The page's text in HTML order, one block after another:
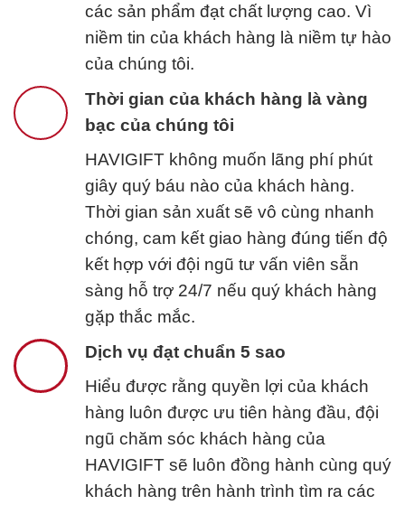
các sản phẩm đạt chất lượng cao. Vì
niềm tin của khách hàng là niềm tự hào
của chúng tôi.
Thời gian của khách hàng là vàng
bạc của chúng tôi
HAVIGIFT không muốn lãng phí phút
giây quý báu nào của khách hàng.
Thời gian sản xuất sẽ vô cùng nhanh
chóng, cam kết giao hàng đúng tiến độ
kết hợp với đội ngũ tư vấn viên sẵn
sàng hỗ trợ 24/7 nếu quý khách hàng
gặp thắc mắc.
Dịch vụ đạt chuẩn 5 sao
Hiểu được rằng quyền lợi của khách
hàng luôn được ưu tiên hàng đầu, đội
ngũ chăm sóc khách hàng của
HAVIGIFT sẽ luôn đồng hành cùng quý
khách hàng trên hành trình tìm ra các